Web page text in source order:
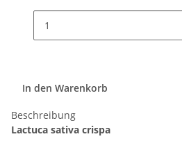
In den Warenkorb
Beschreibung
Lactuca sativa crispa